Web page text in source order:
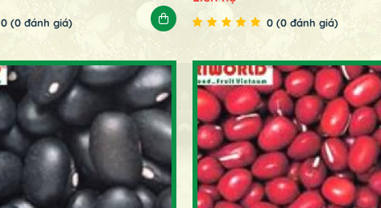
0 (0 đánh giá) 0 (0 đánh giá)